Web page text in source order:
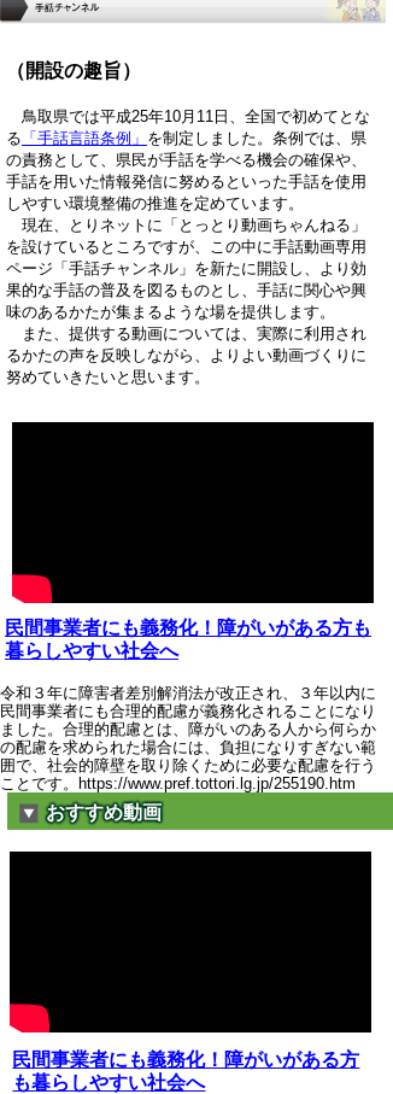
（開設の趣旨）
鳥取県では平成25年10月11日、全国で初めてとな
る 「手話言語条例」 を制定しました。条例では、県
の責務として、県民が手話を学べる機会の確保や、
手話を用いた情報発信に努めるといった手話を使用
しやすい環境整備の推進を定めています。
現在、とりネットに「とっとり動画ちゃんねる」
を設けているところですが、この中に手話動画専用
ページ「手話チャンネル」を新たに開設し、より効
果的な手話の普及を図るものとし、手話に関心や興
味のあるかたが集まるような場を提供します。
また、提供する動画については、実際に利用され
るかたの声を反映しながら、よりよい動画づくりに
努めていきたいと思います。
民間事業者にも義務化！障がいがある方も
暮らしやすい社会へ
令和３年に障害者差別解消法が改正され、３年以内に
民間事業者にも合理的配慮が義務化されることになり
ました。合理的配慮とは、障がいのある人から何らか
の配慮を求められた場合には、負担になりすぎない範
囲で、社会的障壁を取り除くために必要な配慮を行う
ことです。https://www.pref.tottori.lg.jp/255190.htm
おすすめ動画
民間事業者にも義務化！障がいがある方
も暮らしやすい社会へ